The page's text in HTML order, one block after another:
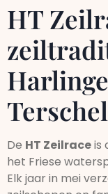
HT
De HT Zeilraceis
het Friese
Elk jaar in mei